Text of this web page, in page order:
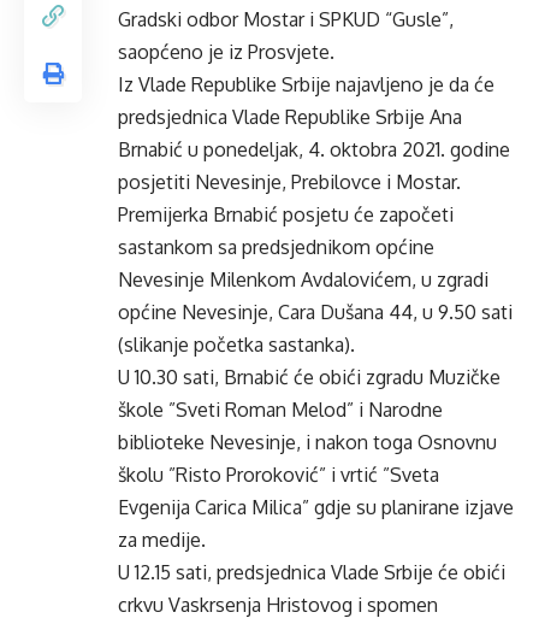
Gradski odbor Mostar i SPKUD “Gusle”,
saopćeno je iz Prosvjete.
Iz Vlade Republike Srbije najavljeno je da će
predsjednica Vlade Republike Srbije Ana
Brnabić u ponedeljak, 4. oktobra 2021. godine
posjetiti Nevesinje, Prebilovce i Mostar.
Premijerka Brnabić posjetu će započeti
sastankom sa predsjednikom općine
Nevesinje Milenkom Avdalovićem, u zgradi
općine Nevesinje, Cara Dušana 44, u 9.50 sati
(slikanje početka sastanka).
U 10.30 sati, Brnabić će obići zgradu Muzičke
škole ”Sveti Roman Melod” i Narodne
biblioteke Nevesinje, i nakon toga Osnovnu
školu ”Risto Proroković” i vrtić ”Sveta
Evgenija Carica Milica” gdje su planirane izjave
za medije.
U 12.15 sati, predsjednica Vlade Srbije će obići
crkvu Vaskrsenja Hristovog i spomen